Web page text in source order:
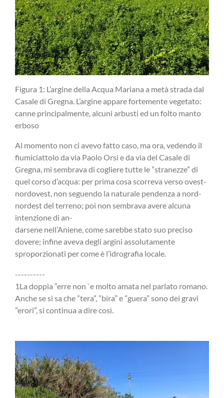
Figura 1: L’argine della Acqua Mariana a metà strada dal
Casale di Gregna. L’argine appare fortemente vegetato:
canne principalmente, alcuni arbusti ed un folto manto
erboso
Al momento non ci avevo fatto caso, ma ora, vedendo il
fiumiciattolo da via Paolo Orsi e da via del Casale di
Gregna, mi sembrava di cogliere tutte le ”stranezze” di
quel corso d’acqua: per prima cosa scorreva verso ovest-
nordovest, non seguendo la naturale pendenza a nord-
nordest del terreno; poi non sembrava avere alcuna
intenzione di an-
darsene nell’Aniene, come sarebbe stato suo preciso
dovere; infine aveva degli argini assolutamente
sproporzionati per come è l’idrografia locale.
----------
1La doppia ”erre non `e molto amata nel parlato romano.
Anche se si sa che ”tera”, ”bira” e ”guera” sono dei gravi
”erori”, si continua a dire così.